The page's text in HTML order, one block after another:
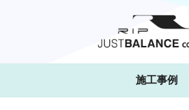
施工事例